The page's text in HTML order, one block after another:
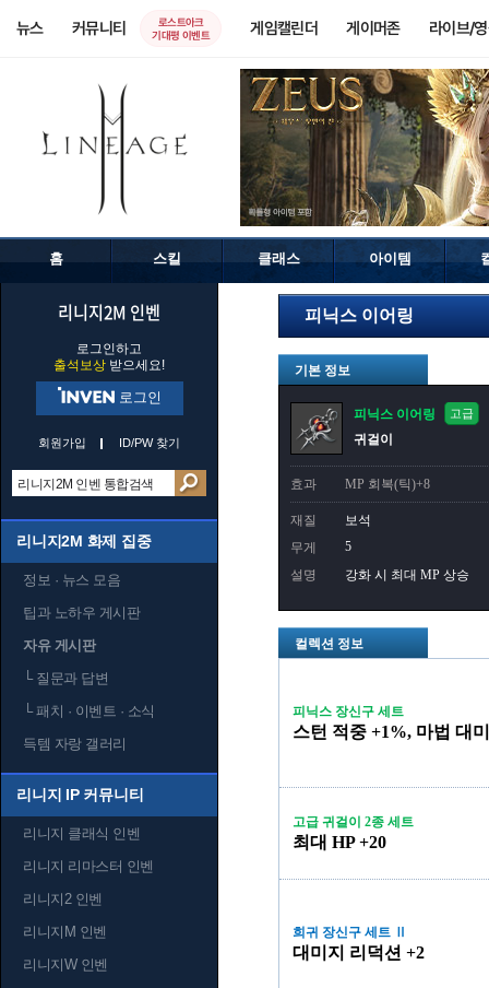
뉴스 커뮤니티
로스트아크
기대평 이벤트
게임캘린더 게이머존 라이브/
홈 스킬 클래스 아이템
리니지2M 인벤
로그인하고
출석보상 받으세요!
로그인
회원가입 ID/PW 찾기
리니지2M 화제 집중
정보 · 뉴스 모음
팁과 노하우 게시판
자유 게시판
└질문과 답변
└패치 · 이벤트 · 소식
득템 자랑 갤러리
리니지 IP 커뮤니티
리니지 클래식 인벤
리니지 리마스터 인벤
리니지2 인벤
리니지M 인벤
리니지W 인벤
피닉스 이어링
기본 정보
피닉스 이어링 고급
귀걸이
효과 MP 회복(틱)+8
재질
보석
무게
5
설명
강화 시 최대 MP 상승
컬렉션 정보
피닉스 장신구 세트
스턴 적중 +1%, 마법 대
고급 귀걸이 2종 세트
최대 HP +20
희귀 장신구 세트 Ⅱ
대미지 리덕션 +2